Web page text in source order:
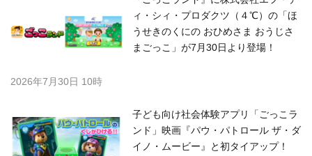
ィ・シィ・プロダクツ（４℃）の「ほ
うせきのくにの おひめさま おうじさ
まごっこ」が7月30日より登場！
2026年7月30日 10時
子ども向け社会体験アプリ「ごっこラ
ンド」映画『パウ・パトロール ザ・ダ
イノ・ムービー』と初タイアップ！